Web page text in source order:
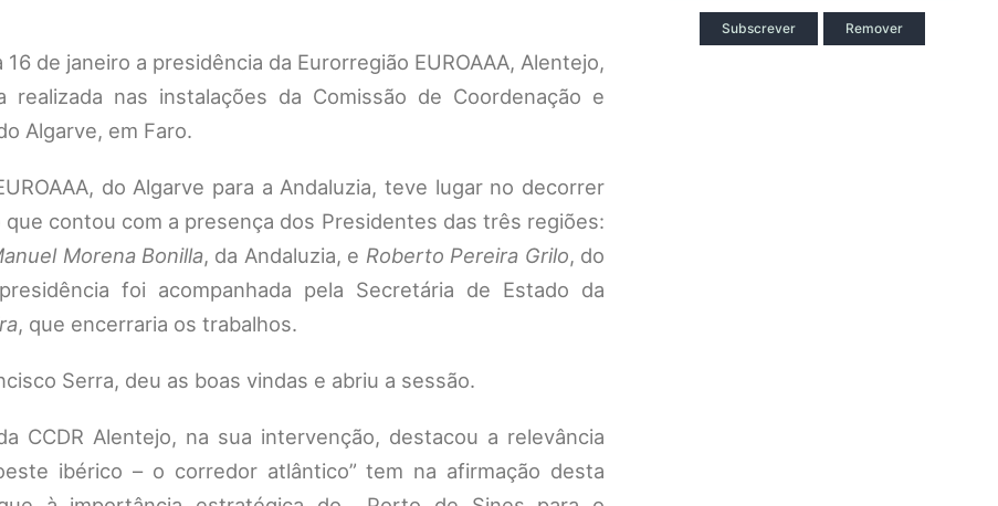
de janeiro a presidência da Eurorregião EUROAAA, Alentejo,
realizada nas instalações da Comissão de Coordenação e
Algarve, em Faro.
do Algarve para a Andaluzia, teve lugar no decorrer
que contou com a presença dos Presidentes das três regiões:
Morena Bonilla, da Andaluzia, e Roberto Pereira Grilo, do
foi acompanhada pela Secretária de Estado da
, que encerraria os trabalhos.
Serra, deu as boas vindas e abriu a sessão.
CCDR Alentejo, na sua intervenção, destacou a relevância
ibérico – o corredor atlântico” tem na afirmação desta
Subscrever Remover